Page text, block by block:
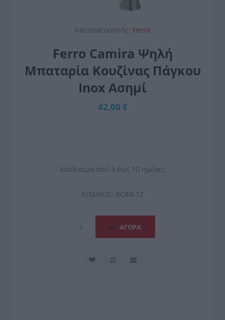
Κατασκευαστής: Ferro
Ferro Camira Ψηλή
Μπαταρία Κουζίνας Πάγκου
Inox Ασημί
42,00 €
Διαθέσιμο από 4 έως 10 ημέρες
ΚΩΔΙΚΟΣ: BCR4-12